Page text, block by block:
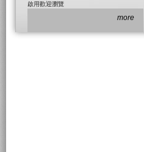
啟用歡迎瀏覽
more